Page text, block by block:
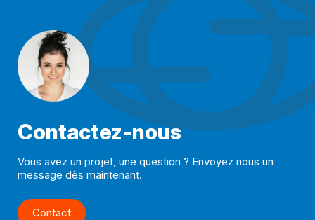
Contactez-nous
Vous avez un projet, une question ? Envoyez nous un
message dès maintenant.
Contact